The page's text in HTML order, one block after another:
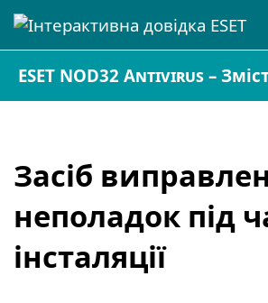
ESET NOD32 Antivirus –
Засіб
неполадок під
інсталяції